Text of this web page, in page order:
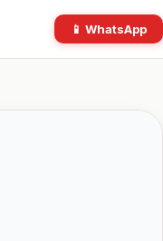
📱 WhatsApp